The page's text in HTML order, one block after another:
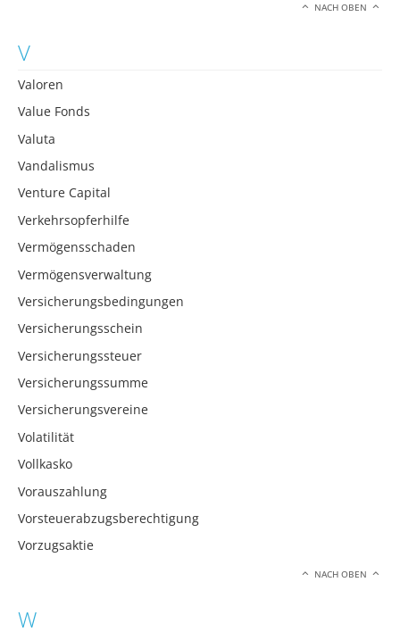
NACH OBEN
V
Valoren
Value Fonds
Valuta
Vandalismus
Venture Capital
Verkehrsopferhilfe
Vermögensschaden
Vermögensverwaltung
Versicherungsbedingungen
Versicherungsschein
Versicherungssteuer
Versicherungssumme
Versicherungsvereine
Volatilität
Vollkasko
Vorauszahlung
Vorsteuerabzugsberechtigung
Vorzugsaktie
NACH OBEN
W